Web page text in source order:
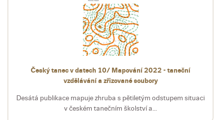
Český tanec v datech 10/ Mapování 2022 - taneční
vzdělávání a zřizované soubory
Desátá publikace mapuje zhruba s pětiletým odstupem situaci
v českém tanečním školství a...